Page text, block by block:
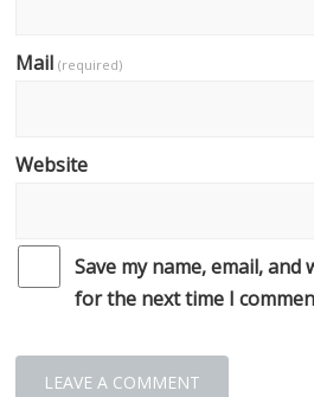
Mail(required)
Website
Save my name, email,
for the next time I